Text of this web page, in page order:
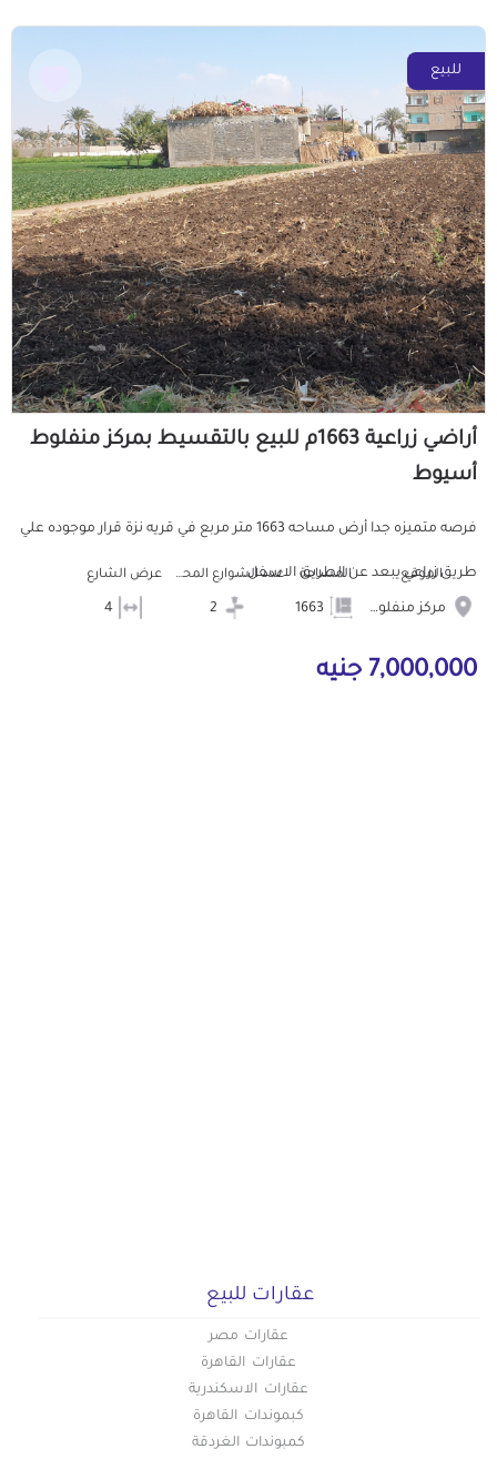
للبيع
أراضي زراعية 1663م للبيع بالتقسيط بمركز منفلوط
أسيوط
فرصه متميزه جدا أرض مساحه 1663 متر مربع في قريه نزة قرار موجوده علي
طريق زراعي يبعد عن الطريق الاسفل...
الموقع
مركز منفلوط
المساحة عدد الشوارع المحيطه عرض الشارع
7,000,000 جنيه
عقارات للبيع
عقارات مصر
عقارات القاهرة
عقارات الاسكندرية
كبموندات القاهرة
كمبوندات الغردقة